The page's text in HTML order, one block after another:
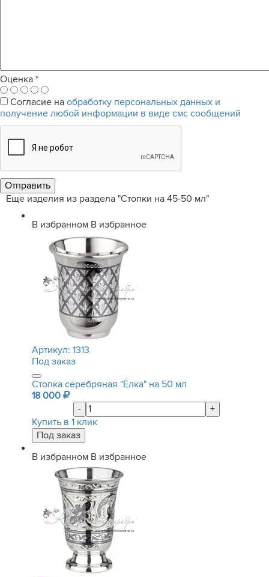
Оценка *
Согласие на обработку персональных данных и
получение любой информации в виде смс сообщений
Еще изделия из раздела "Стопки на 45-50 мл"
В избранном В избранное
Артикул: 1313
Под заказ
Стопка серебряная "Ёлка" на 50 мл
18 000
-
+
Купить в 1 клик
В избранном В избранное